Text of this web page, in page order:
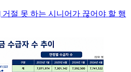
거절 못 하는 시니어가 끊어야 할 행